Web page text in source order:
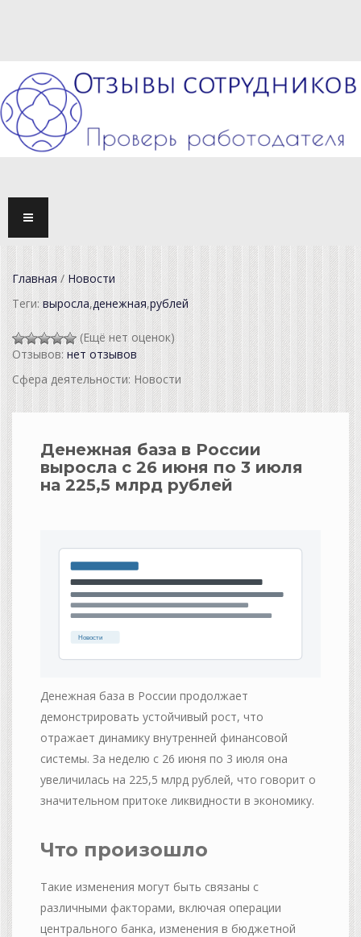
Главная/ Новости
Теги:выросла,денежная,рублей
(Ещё нет оценок)
Отзывов:нет отзывов
Сфера деятельности: Новости
Денежная база в России
выросла с 26 июня по 3 июля
на 225,5 млрд рублей
Денежная база в России продолжает
демонстрировать устойчивый рост, что
отражает динамику внутренней финансовой
системы. За неделю с 26 июня по 3 июля она
увеличилась на 225,5 млрд рублей, что говорит о
значительном притоке ликвидности в экономику.
Что произошло
Такие изменения могут быть связаны с
различными факторами, включая операции
центрального банка, изменения в бюджетной